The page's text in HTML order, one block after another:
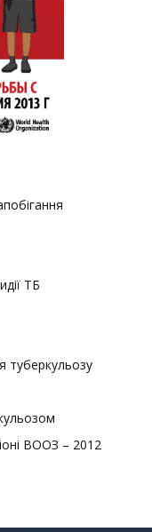
ТБ
туберкульозу
ВООЗ – 2012